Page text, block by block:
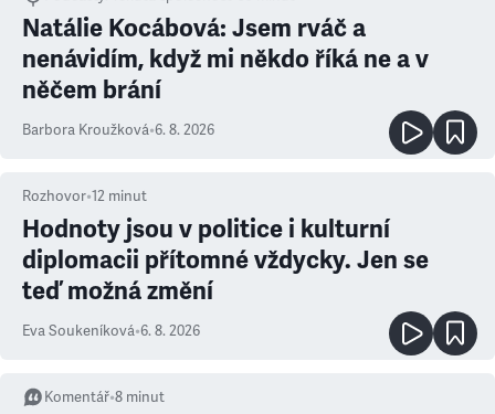
Natálie Kocábová: Jsem rváč a
nenávidím, když mi někdo říká ne a v
něčem brání
Barbora Kroužková•6. 8. 2026
Rozhovor•12 minut
Hodnoty jsou v politice i kulturní
diplomacii přítomné vždycky. Jen se
teď možná změní
Eva Soukeníková•6. 8. 2026
Komentář•8 minut